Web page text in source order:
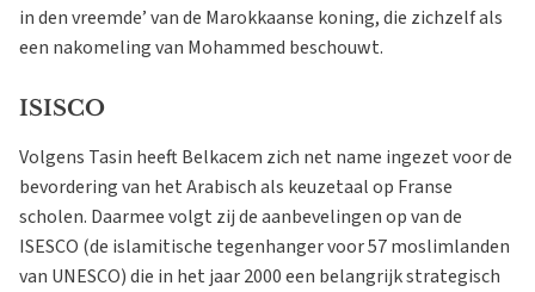
in den vreemde’ van de Marokkaanse koning, die zichzelf als
een nakomeling van Mohammed beschouwt.
ISISCO
Volgens Tasin heeft Belkacem zich net name ingezet voor de
bevordering van het Arabisch als keuzetaal op Franse
scholen. Daarmee volgt zij de aanbevelingen op van de
ISESCO (de islamitische tegenhanger voor 57 moslimlanden
van UNESCO) die in het jaar 2000 een belangrijk strategisch